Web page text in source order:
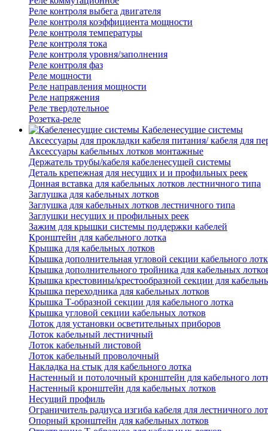
Реле контроля выбега двигателя
Реле контроля коэффициента мощности
Реле контроля температуры
Реле контроля тока
Реле контроля уровня/заполнения
Реле контроля фаз
Реле мощности
Реле направления мощности
Реле напряжения
Реле твердотельное
Розетка-реле
Кабеленесущие системы
Аксессуары для прокладки кабеля питания/ кабеля для
Аксессуары кабельных лотков монтажные
Держатель трубы/кабеля кабеленесущей системы
Деталь крепежная для несущих и и профильных реек
Донная вставка для кабельных лотков лестничного типа
Заглушка для кабельных лотков
Заглушка для кабельных лотков лестничного типа
Заглушки несущих и профильных реек
Зажим для крышки системы поддержки кабелей
Кронштейн для кабельного лотка
Крышка для кабельных лотков
Крышка дополнительная угловой секции кабельного
Крышка дополнительного тройника для кабельных
Крышка крестовины/крестообразной секции для
Крышка переходника для кабельных лотков
Крышка Т-образной секции для кабельного лотка
Крышка угловой секции кабельных лотков
Лоток для установки осветительных приборов
Лоток кабельный лестничный
Лоток кабельный листовой
Лоток кабельный проволочный
Накладка на стык для кабельного лотка
Настенный и потолочный кронштейн для кабельного
Настенный кронштейн для кабельных лотков
Несущий профиль
Ограничитель радиуса изгиба кабеля для лестничного
Опорный кронштейн для кабельных лотков